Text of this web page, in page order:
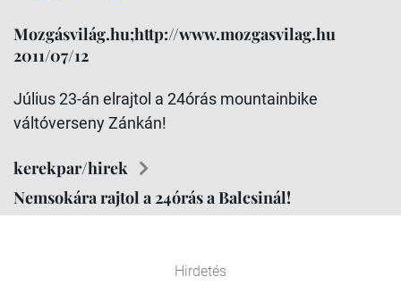
Mozgásvilág.hu;http://www.mozgasvilag.hu
2011/07/12
Július 23-án elrajtol a 24órás mountainbike
váltóverseny Zánkán!
kerekpar/hirek
Nemsokára rajtol a 24órás a Balcsinál!
Hirdetés